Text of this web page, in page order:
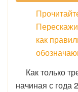
как
Как только
начиная с года